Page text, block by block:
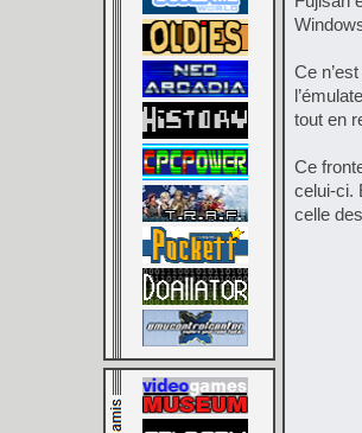
Ce
tout en
Ce
celui-ci.
celle